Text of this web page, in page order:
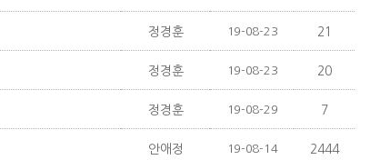
정경훈 19-08-23 21
정경훈 19-08-23 20
정경훈 19-08-29 7
안애정 19-08-14 2444